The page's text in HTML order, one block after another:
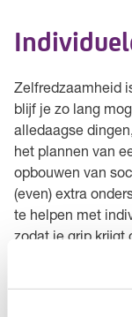
Zelfredzaamheid
blijf je zo lang
alledaagse
het plannen van
opbouwen van
(even) extra
te helpen met
zodat je grip krijgt
Wmo